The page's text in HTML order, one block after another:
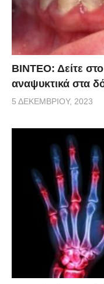
ΒΙΝΤΕΟ: Δείτε
αναψυκτικά στα
5 ΔΕΚΕΜΒΡΊΟΥ, 2023